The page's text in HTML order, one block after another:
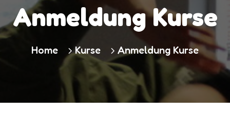
Anmeldung Kurse
Home Kurse Anmeldung Kurse